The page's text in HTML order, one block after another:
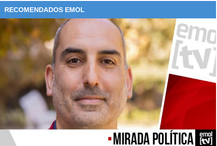
RECOMENDADOS EMOL